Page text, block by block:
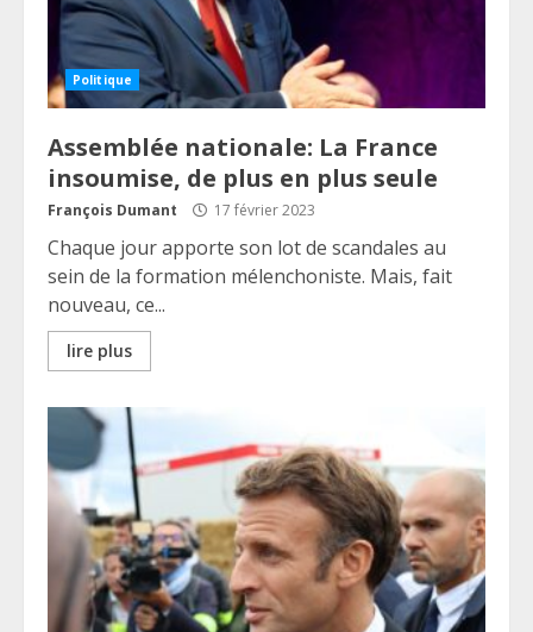
Politique
Assemblée nationale: La France
insoumise, de plus en plus seule
François Dumant 17 février 2023
Chaque jour apporte son lot de scandales au
sein de la formation mélenchoniste. Mais, fait
nouveau, ce...
lire plus